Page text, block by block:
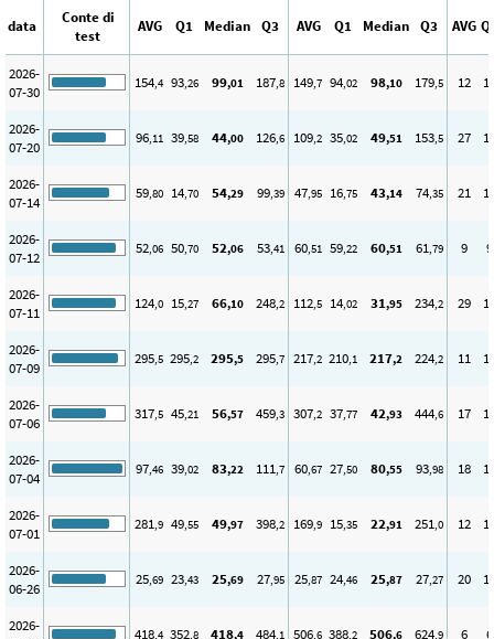
data
Conte di
test
AVG Q1 Median Q3 AVG Q1 Median Q3 AVG
2026-
07-30
154,4 93,26 99,01 187,8 149,7 94,02 98,10 179,5 12
2026-
07-20
96,11 39,58 44,00 126,6 109,2 35,02 49,51 153,5 27
2026-
07-14
59,80 14,70 54,29 99,39 47,95 16,75 43,14 74,35 21
2026-
07-12
52,06 50,70 52,06 53,41 60,51 59,22 60,51 61,79 9 9
2026-
07-11
124,0 15,27 66,10 248,2 112,5 14,02 31,95 234,2 29
2026-
07-09
295,5 295,2 295,5 295,7 217,2 210,1 217,2 224,2 11
2026-
07-06
317,5 45,21 56,57 459,3 307,2 37,77 42,93 444,6 17
2026-
07-04
97,46 39,02 83,22 111,7 60,67 27,50 80,55 93,98 18
2026-
07-01
281,9 49,55 49,97 398,2 169,9 15,35 22,91 251,0 12
2026-
06-26
25,69 23,43 25,69 27,95 25,87 24,46 25,87 27,27 20
2026-
418,4 352,8 418,4 484,1 506,6 388,2 506,6 624,9 6 6